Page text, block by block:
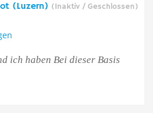
(Luzern) (Inaktiv / Geschlossen)
ich haben Bei dieser Basis